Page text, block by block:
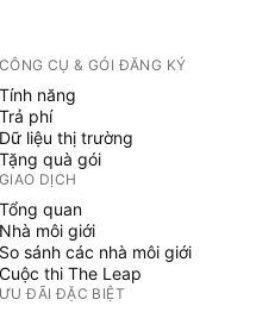
CÔNG CỤ & GÓI ĐĂNG KÝ
Tính năng
Trả phí
Dữ liệu thị trường
Tặng quà gói
GIAO DỊCH
Tổng quan
Nhà môi giới
So sánh các nhà môi giới
Cuộc thi The Leap
ƯU ĐÃI ĐẶC BIỆT